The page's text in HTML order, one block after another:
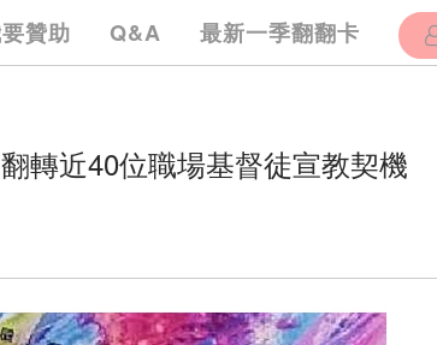
贊助 Q&A 最新一季翻翻卡
轉近40位職場基督徒宣教契機